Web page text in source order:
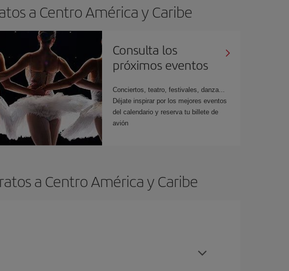
a Centro América y Caribe
Consulta los
próximos eventos
Conciertos, teatro, festivales, danza...
Déjate inspirar por los mejores eventos
del calendario y reserva tu billete de
avión
a Centro América y Caribe